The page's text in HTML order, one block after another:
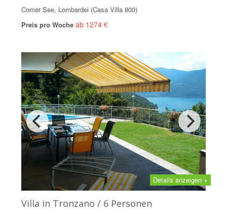
Comer See, Lombardei (Casa Villa 800)
Preis pro Woche ab 1274 €
Details anzeigen +
Villa in Tronzano / 6 Personen